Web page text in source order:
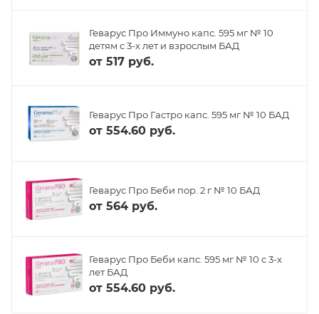
Геварус Про Иммуно капс. 595 мг № 10
детям с 3-х лет и взрослым БАД
от 517 руб.
Геварус Про Гастро капс. 595 мг № 10 БАД
от 554.60 руб.
Геварус Про Беби пор. 2 г № 10 БАД
от 564 руб.
Геварус Про Беби капс. 595 мг № 10 с 3-х
лет БАД
от 554.60 руб.